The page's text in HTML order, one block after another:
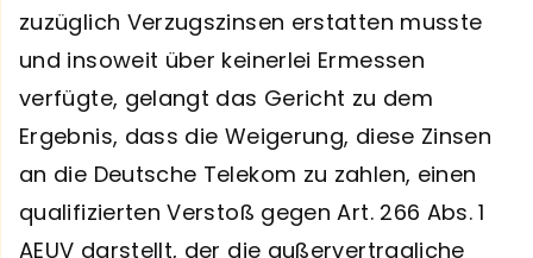
zuzüglich Verzugszinsen erstatten musste
und insoweit über keinerlei Ermessen
verfügte, gelangt das Gericht zu dem
Ergebnis, dass die Weigerung, diese Zinsen
an die Deutsche Telekom zu zahlen, einen
qualifizierten Verstoß gegen Art. 266 Abs. 1
AEUV darstellt, der die außervertragliche